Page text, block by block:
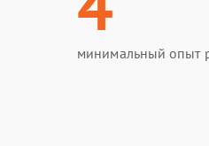
минимальный опыт